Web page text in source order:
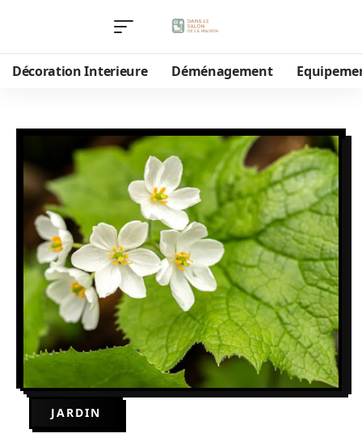
Décoration Interieure Déménagement
JARDIN